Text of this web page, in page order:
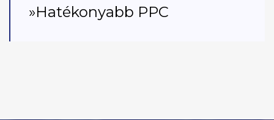
»Hatékonyabb PPC